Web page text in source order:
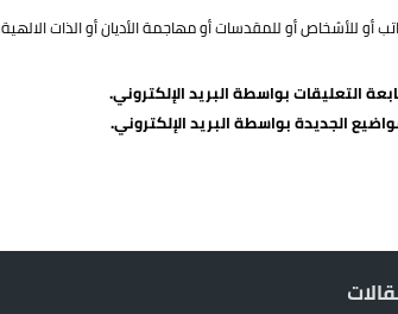
أو للأشخاص أو للمقدسات أو مهاجمة الأديان أو الذات
التعليقات بواسطة البريد الإلكتروني.
الجديدة بواسطة البريد الإلكتروني.